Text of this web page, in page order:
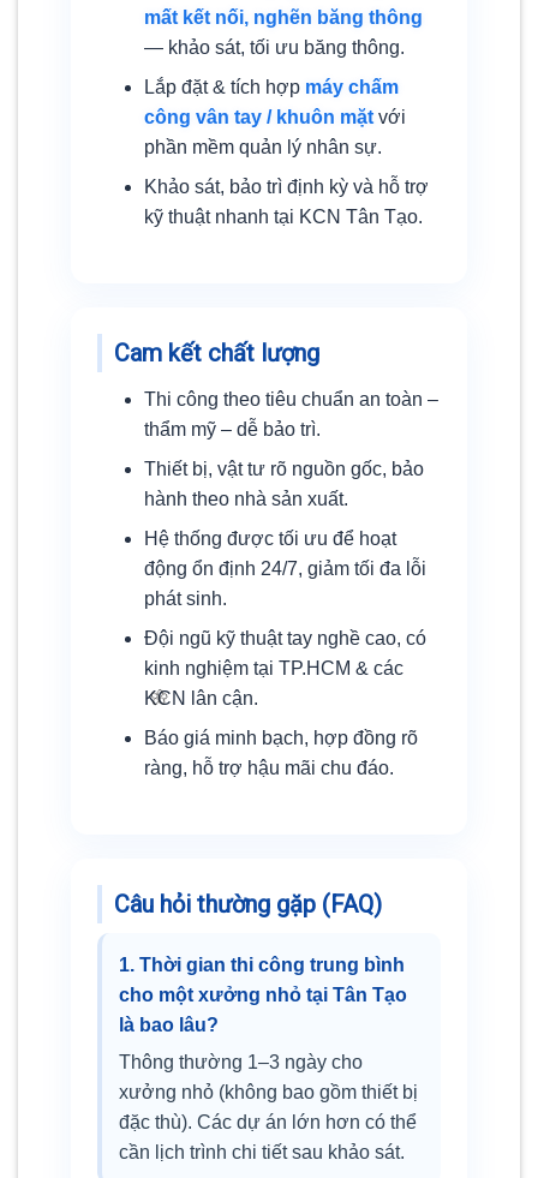
🌼
mất kết nối, nghẽn băng thông
— khảo sát, tối ưu băng thông.
Lắp đặt & tích hợp máy chấm
công vân tay / khuôn mặtvới
phần mềm quản lý nhân sự.
Khảo sát, bảo trì định kỳ và hỗ trợ
kỹ thuật nhanh tại KCN Tân Tạo.
Cam kết chất lượng
Thi công theo tiêu chuẩn an toàn –
thẩm mỹ – dễ bảo trì.
Thiết bị, vật tư rõ nguồn gốc, bảo
hành theo nhà sản xuất.
Hệ thống được tối ưu để hoạt
động ổn định 24/7, giảm tối đa lỗi
phát sinh.
Đội ngũ kỹ thuật tay nghề cao, có
kinh nghiệm tại TP.HCM & các
KCN lân cận.
Báo giá minh bạch, hợp đồng rõ
ràng, hỗ trợ hậu mãi chu đáo.
Câu hỏi thường gặp (FAQ)
1. Thời gian thi công trung bình
cho một xưởng nhỏ tại Tân Tạo
là bao lâu?
Thông thường 1–3 ngày cho
xưởng nhỏ (không bao gồm thiết bị
đặc thù). Các dự án lớn hơn có thể
cần lịch trình chi tiết sau khảo sát.